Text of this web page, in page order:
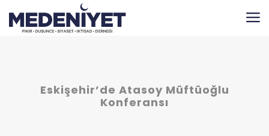
Eskişehir’de Atasoy Müftüoğlu
Konferansı